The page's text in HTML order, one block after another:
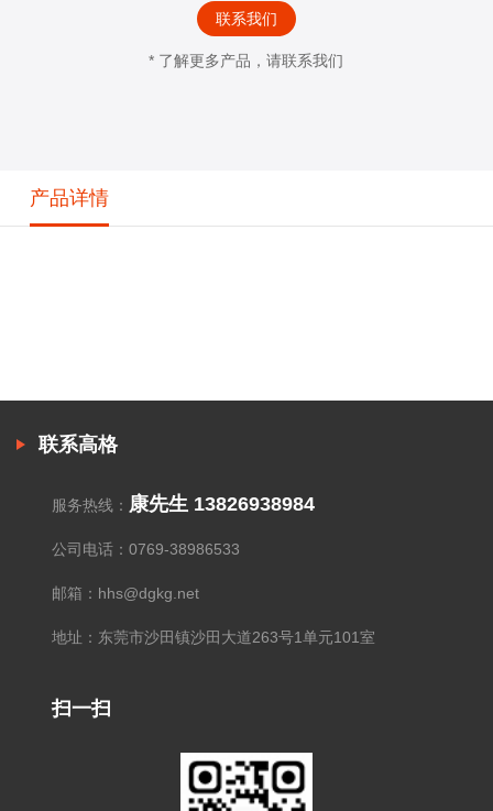
联系我们
* 了解更多产品，请联系我们
产品详情
联系高格
服务热线： 康先生 13826938984
公司电话：0769-38986533
邮箱：hhs@dgkg.net
地址：东莞市沙田镇沙田大道263号1单元101室
扫一扫